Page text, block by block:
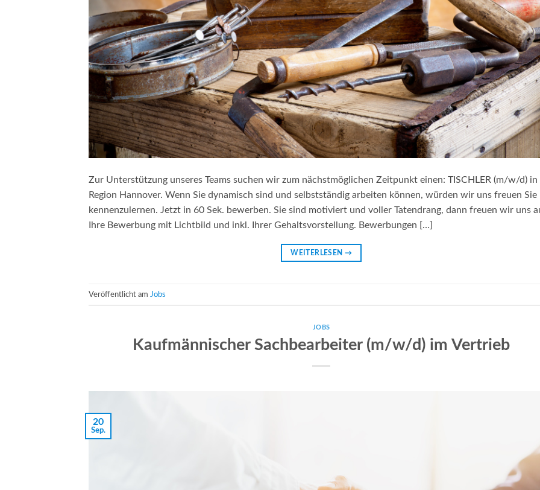
Zur Unterstützung unseres Teams suchen wir zum nächstmöglichen Zeitpunkt einen: TISCHLER (m/w/d) in
Region Hannover. Wenn Sie dynamisch sind und selbstständig arbeiten können, würden wir uns freuen Sie
kennenzulernen. Jetzt in 60 Sek. bewerben. Sie sind motiviert und voller Tatendrang, dann freuen wir uns
Ihre Bewerbung mit Lichtbild und inkl. Ihrer Gehaltsvorstellung. Bewerbungen […]
WEITERLESEN →
Veröffentlicht am Jobs
JOBS
Kaufmännischer Sachbearbeiter (m/w/d) im Vertrieb
20
Sep.